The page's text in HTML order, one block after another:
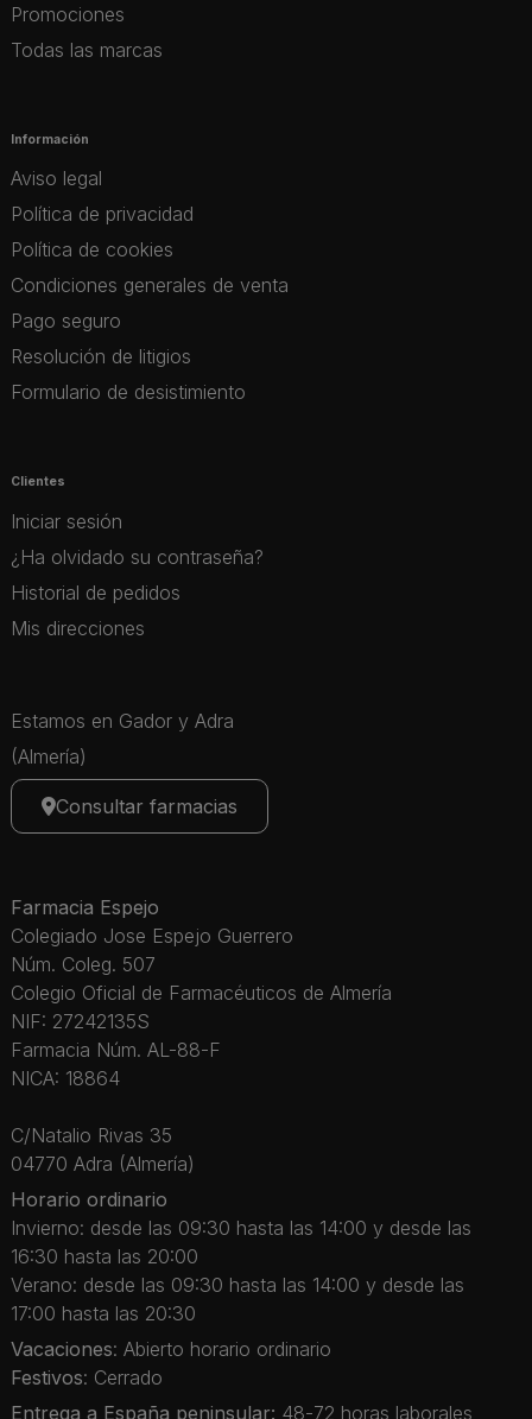
Promociones
Todas las marcas
Información
Aviso legal
Política de privacidad
Política de cookies
Condiciones generales de venta
Pago seguro
Resolución de litigios
Formulario de desistimiento
Clientes
Iniciar sesión
¿Ha olvidado su contraseña?
Historial de pedidos
Mis direcciones
Estamos en Gador y Adra
(Almería)
Consultar farmacias
Farmacia Espejo
Colegiado Jose Espejo Guerrero
Núm. Coleg. 507
Colegio Oficial de Farmacéuticos de Almería
NIF: 27242135S
Farmacia Núm. AL-88-F
NICA: 18864
C/Natalio Rivas 35
04770 Adra (Almería)
Horario ordinario
Invierno: desde las 09:30 hasta las 14:00 y desde las
16:30 hasta las 20:00
Verano: desde las 09:30 hasta las 14:00 y desde las
17:00 hasta las 20:30
Vacaciones: Abierto horario ordinario
Festivos: Cerrado
Entrega a España peninsular: 48-72 horas laborales